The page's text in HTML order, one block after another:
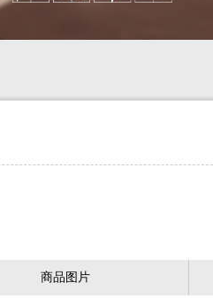
商品图片